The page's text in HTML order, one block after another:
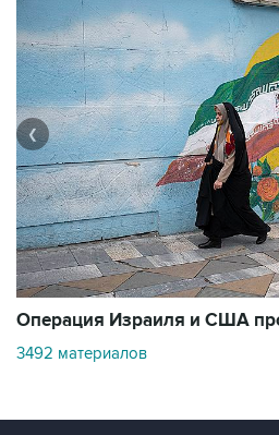
Операция Израиля и США
3492 материалов
❮